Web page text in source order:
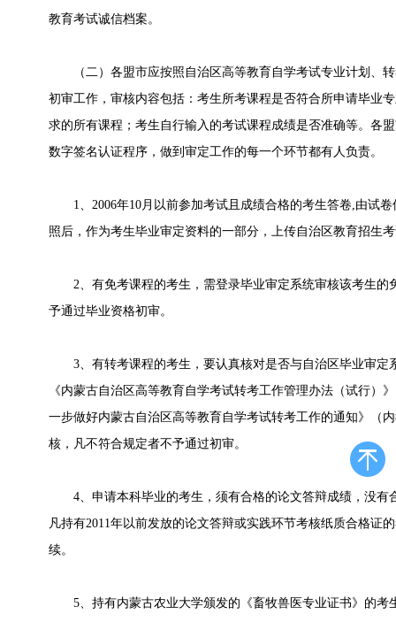
教育考试诚信档案。
（二）各盟市应按照自治区高等教育自学考试专业计划、转
初审工作，审核内容包括：考生所考课程是否符合所申请毕业
求的所有课程；考生自行输入的考试课程成绩是否准确等。各
数字签名认证程序，做到审定工作的每一个环节都有人负责。
1、2006年10月以前参加考试且成绩合格的考生答卷,由试卷
照后，作为考生毕业审定资料的一部分，上传自治区教育招生
2、有免考课程的考生，需登录毕业审定系统审核该考生的
予通过毕业资格初审。
3、有转考课程的考生，要认真核对是否与自治区毕业审定
《内蒙古自治区高等教育自学考试转考工作管理办法（试行）
一步做好内蒙古自治区高等教育自学考试转考工作的通知》（
核，凡不符合规定者不予通过初审。
4、申请本科毕业的考生，须有合格的论文答辩成绩，没有
凡持有2011年以前发放的论文答辩或实践环节考核纸质合格证
续。
5、持有内蒙古农业大学颁发的《畜牧兽医专业证书》的考